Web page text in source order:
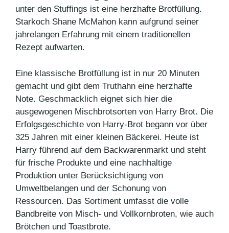
unter den Stuffings ist eine herzhafte Brotfüllung.
Starkoch Shane McMahon kann aufgrund seiner
jahrelangen Erfahrung mit einem traditionellen
Rezept aufwarten.
Eine klassische Brotfüllung ist in nur 20 Minuten
gemacht und gibt dem Truthahn eine herzhafte
Note. Geschmacklich eignet sich hier die
ausgewogenen Mischbrotsorten von Harry Brot. Die
Erfolgsgeschichte von Harry-Brot begann vor über
325 Jahren mit einer kleinen Bäckerei. Heute ist
Harry führend auf dem Backwarenmarkt und steht
für frische Produkte und eine nachhaltige
Produktion unter Berücksichtigung von
Umweltbelangen und der Schonung von
Ressourcen. Das Sortiment umfasst die volle
Bandbreite von Misch- und Vollkornbroten, wie auch
Brötchen und Toastbrote.